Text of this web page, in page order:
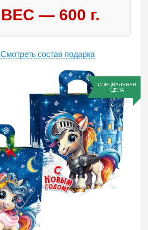
СПЕЦИАЛЬНАЯ
ЦЕНА
ВЕС — 600 г.
Смотреть состав подарка